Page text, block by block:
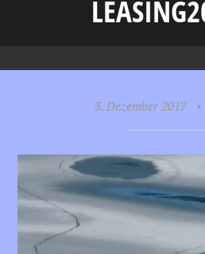
3. Dezember 2017 •